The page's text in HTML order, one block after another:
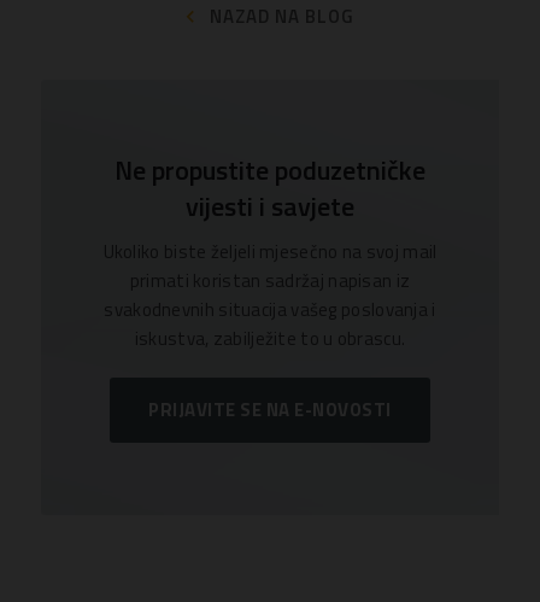
Ne propustite poduzetničke
vijesti i savjete
iskustva, zabilježite to u obrascu.
PRIJAVITE SE NA E-NOVOSTI